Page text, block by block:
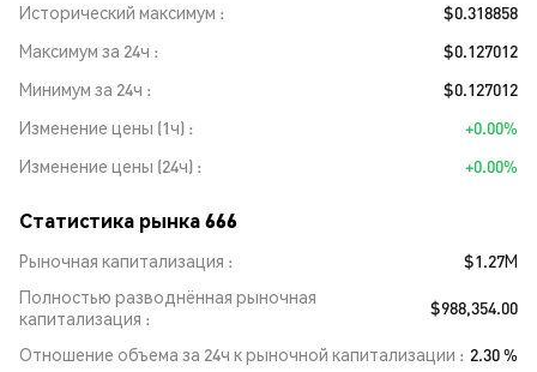
Исторический максимум
$0.318858
Максимум за 24ч
$0.127012
Минимум за 24ч
$0.127012
Изменение цены (1ч)
+0.00%
Изменение цены (24ч)
+0.00%
Статистика рынка 666
Рыночная капитализация
$1.27M
Полностью разводнённая рыночная
капитализация
$988,354.00
Отношение объема за 24ч к рыночной капитализации
2.30 %